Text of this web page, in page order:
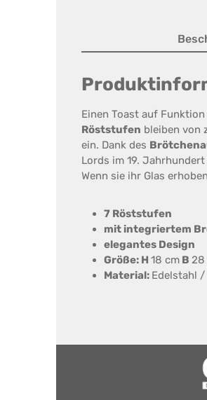
Einen Toast auf
Röststufen bleiben von
ein. Dank des
Lords im 19.
Wenn sie ihr Glas
7 Röststufen
mit integriertem
elegantes Design
Größe: H 18 cm B 28
Material: Edelstahl